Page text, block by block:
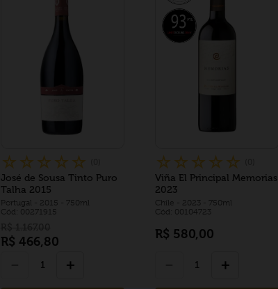
☆ ☆ ☆ ☆ ☆
José de Sousa Tinto Puro
Talha 2015
Portugal - 2015 - 750ml
Cód: 00271915
R$ 466,80
＋
☆ ☆ ☆ ☆ ☆
Viña El Principal Memorias
2023
Chile - 2023 - 750ml
Cód: 00104723
R$ 580,00
＋